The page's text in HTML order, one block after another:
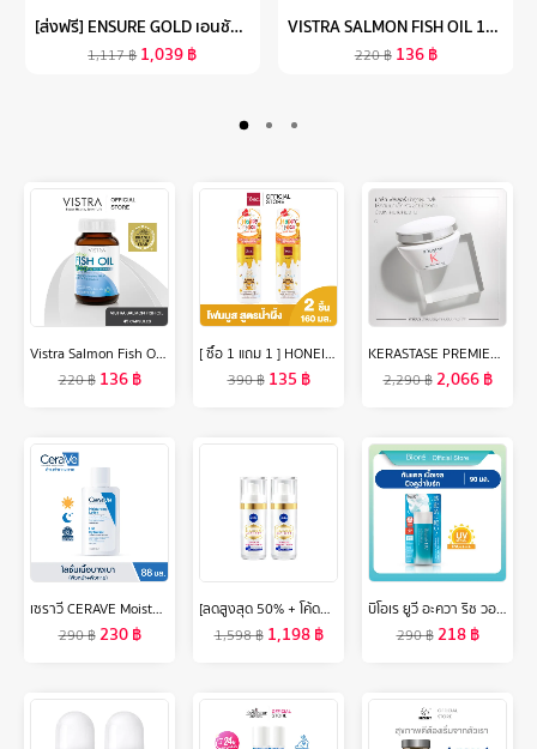
[ส่งฟรี] ENSURE GOLD เอนชัวร์ โกลด์ กลิ่นกาแฟ 800G 1 กระป๋อง ENSURE GOLD COFFEE 800G X1
1,117฿ 1,039฿
VISTRA SALMON FISH OIL 1000MG PLUS VITAMIN E - วิสทร้า น้ำมันปลาแซลมอน 1000 มก. ผสมวิตามินอี (45 เม็ด)
220฿ 136฿
Vistra Salmon Fish Oil 1000mg Plus Vitamin E - วิสทร้า น้ำมันปลาแซลมอน 1000 มก. ผสมวิตามินอี (45 เม็ด)
220฿ 136฿
[ ซื้อ 1 แถม 1 ] HONEI V BSC SWEET HONEI BEAR FACIAL BUBBLE FOAM ปริมาณขวดละ 160 มล. บับเบิ้ลโฟม ซื้อ 1 แถม1 สุดคุ้ม
390฿ 135 ฿
KERASTASE PREMIERE มาส์กฟิลเลอร์ มาส์กสำหรับปัญหาผมเสียทุกประเภท บำรุงผมที่เสียล้ำลึก พร้อมเชื่อมแกนเคราติน ให้กลับมาแข็งแรง 200มล. REPAIRING MASK THAT PROTECTS AGAINST BREAKAGE FOR ALL TYPES OF DAMAGED HAIR 200ML (เคเรสตาส,ผมเสีย,ผมสวย,ผมแข็งแรง)
2,290฿2,066฿
เซราวี CERAVE Moisturising Lotion โลชั่นบำรุงผิว ชุ่มชื้น เนื้อสัมผัสบางเบา 88ml
290฿230฿
[ลดสูงสุด 50% + โค้ดลดเพิ่ม 20%]นีเวีย ลูมินัส630 แอนตี้สปอต แอดวานซ์ ดาร์ค สปอต เซรั่ม 30 มล. 2 ชิ้น NIVEA ไทอามิดอล
1,598฿ 1,198฿
บิโอเร ยูวี อะควา ริช วอเตอร์รี่ เจล 90มล Biore UV Aqua Rich Watery Gel SPF50+ PA++++ 90ml เนื้อเจล
290฿218฿